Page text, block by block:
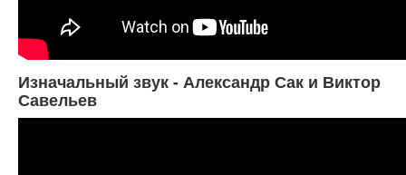
Изначальный звук - Александр Сак и Виктор
Савельев